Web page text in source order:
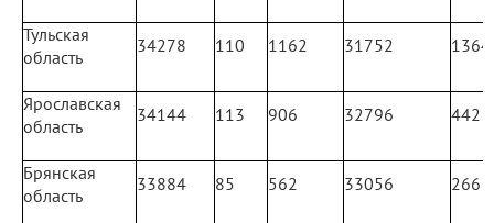
Тульская
область
34278 110 1162 31752 1364
Ярославская
область
34144 113 906 32796 442
Брянская
область
33884 85 562 33056 266